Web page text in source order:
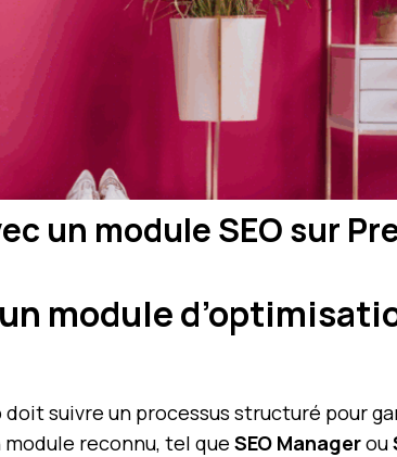
un module SEO sur
module
suivre un processus structuré pour
reconnu, tel que SEO Managerou